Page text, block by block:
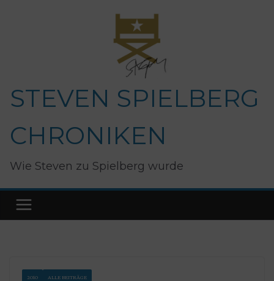
STEVEN SPIELBERG
CHRONIKEN
Wie Steven zu Spielberg wurde
2010 ALLE BEITRÄGE